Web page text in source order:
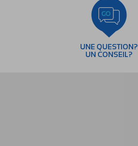
UNE QUESTION?
UN CONSEIL?